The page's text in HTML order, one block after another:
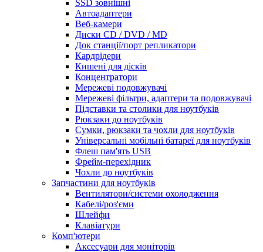
SSD зовнішні
Автоадаптери
Веб-камери
Диски CD / DVD / MD
Док станції/порт репликатори
Кардрідери
Кишені для дісків
Концентратори
Мережеві подовжувачі
Мережеві фільтри, адаптери та подовжувачі
Підставки та столики для ноутбуків
Рюкзаки до ноутбуків
Сумки, рюкзаки та чохли для ноутбуків
Універсальні мобільні батареї для ноутбуків
Флеш пам'ять USB
Фрейм-перехідник
Чохли до ноутбуків
Запчастини для ноутбуків
Вентилятори/системи охолодження
Кабелі/роз'єми
Шлейфи
Клавіатури
Комп'ютери
Аксесуари для моніторів